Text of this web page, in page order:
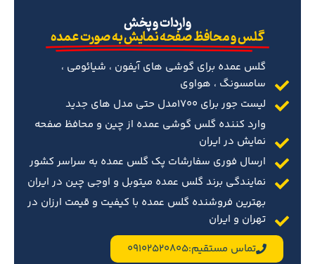
‌واردات و پخش
گلس و محافظ صفحه نمایش به صورت عمده
گلس عمده برای گوشی های آیفون ، شیائومی ،
سامسونگ ، هواوی
لیست جور برای 1700مدل حتی مدل های جدید
وارد کننده گلس گوشی عمده از چین و محافظ صفحه
نمایش در ایران
ارسال فوری سفارشات پک گلس عمده به سراسر کشور
نمایندگی برند گلس عمده میتوبل و اوجی چین در ایران
بهترین فروشنده گلس عمده با کیفیت و قیمت ارزان در
تهران و ایران
تماس مستقیم:09102520805